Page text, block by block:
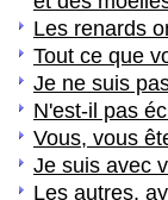
Les renards
Tout ce que
Je ne suis
N'est-il pas
Vous, vous
Je suis avec
Les autres,